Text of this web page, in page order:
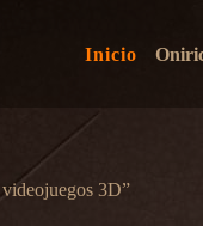
Inicio
3D”